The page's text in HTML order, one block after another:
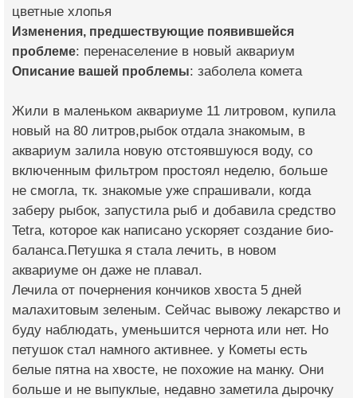
цветные хлопья
Изменения, предшествующие появившейся
проблеме: перенаселение в новый аквариум
Описание вашей проблемы: заболела комета
Жили в маленьком аквариуме 11 литровом, купила
новый на 80 литров,рыбок отдала знакомым, в
аквариум залила новую отстоявшуюся воду, со
включенным фильтром простоял неделю, больше
не смогла, тк. знакомые уже спрашивали, когда
заберу рыбок, запустила рыб и добавила средство
Tetra, которое как написано ускоряет создание био-
баланса.Петушка я стала лечить, в новом
аквариуме он даже не плавал.
Лечила от почернения кончиков хвоста 5 дней
малахитовым зеленым. Сейчас вывожу лекарство и
буду наблюдать, уменьшится чернота или нет. Но
петушок стал намного активнее. у Кометы есть
белые пятна на хвосте, не похожие на манку. Они
больше и не выпуклые, недавно заметила дырочку